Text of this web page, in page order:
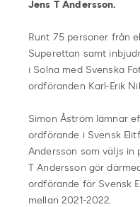
Jens T Andersson.
Runt 75 personer från
Superettan samt
i Solna med Svenska
ordföranden Karl-Erik
Simon Åström lämnar
ordförande i Svensk
Andersson som väljs in
T Andersson gör
ordförande för Svensk
mellan 2021-2022.